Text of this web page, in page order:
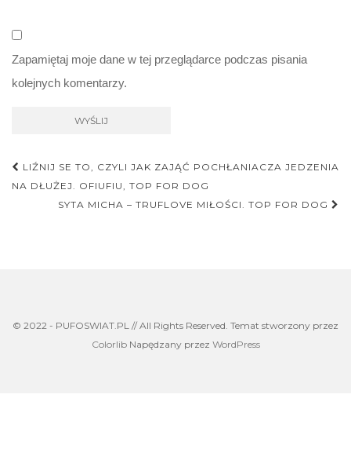
Zapamiętaj moje dane w tej przeglądarce podczas pisania
kolejnych komentarzy.
Nawigacja
postu
LIŹNIJ SE TO, CZYLI JAK ZAJĄĆ POCHŁANIACZA JEDZENIA
NA DŁUŻEJ. OFIUFIU, TOP FOR DOG
SYTA MICHA – TRUFLOVE MIŁOŚCI. TOP FOR DOG
© 2022 - PUFOSWIAT.PL // All Rights Reserved. Temat stworzony przez
ColorlibNapędzany przez WordPress